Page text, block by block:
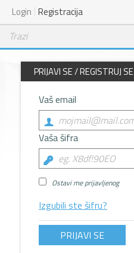
Login Registracija
PRIJAVI SE / REGISTRUJ SE
Vaš email
Vaša šifra
Ostavi me prijavljenog
Izgubili ste šifru?